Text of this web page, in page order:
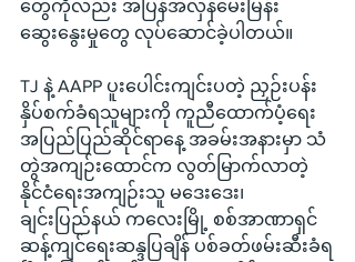
တွေကိုလည်း အပြန်အလှန်မေးမြန်း
ဆွေးနွေးမှုတွေ လုပ်ဆောင်ခဲ့ပါတယ်။
TJ နဲ့ AAPP ပူးပေါင်းကျင်းပတဲ့ ညှဉ်းပန်း
နှိပ်စက်ခံရသူများကို ကူညီထောက်ပံ့ရေး
အပြည်ပြည်ဆိုင်ရာနေ့ အခမ်းအနားမှာ သံ
တွဲအကျဉ်းထောင်က လွတ်မြာက်လာတဲ့
နိုင်ငံရေးအကျဉ်းသူ မဒေးဒေး၊
ချင်းပြည်နယ် ကလေးမြို့ စစ်အာဏာရှင်
ဆန့်ကျင်ရေးဆန္ဒပြချိန် ပစ်ခတ်ဖမ်းဆီးခံရ